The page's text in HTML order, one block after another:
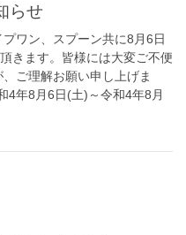
らせ
ワン、スプーン共に8月6日
きます。皆様には大変ご不便
ご理解お願い申し上げま
4年8月6日(土)～令和4年8月